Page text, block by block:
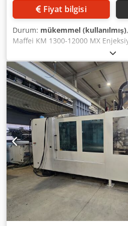
Fiyat bilgisi
Durum: mükemmel (kullanılmış)
Maffei KM 1300-12000 MX
350 İmalat yılı - 2015 Teknik
Kapatma kuvveti: 13.000 kN
kN • Plaka boyutları: 2210 x 1910
1270 mm • Kalıp açma stroku:
açılma: 3050 mm • Kalıp
stroku: 350 mm • İtici kuvveti:
Ünitesi • Vida çapı: 105 mm • L/D
enjeksiyon basıncı: 2296 bar •
Enjeksiyon ağırlığı (PS): 3689 g •
Enjeksiyon kapasitesi: 856 cm³/s
hızı: 144 dev/dak • Plastifikasyon
Elektrik Donanımı • Pompa motor
Dcsdpfjzinanox Aitjk • Rezistans
bölgesi sayısı: 7 • Yağ tankı
Makine ağırlığı: 70 ton •
Krauss Maffei LRX 350 Robot •
kapasitesi: 35 kg • X ekseni: 1200